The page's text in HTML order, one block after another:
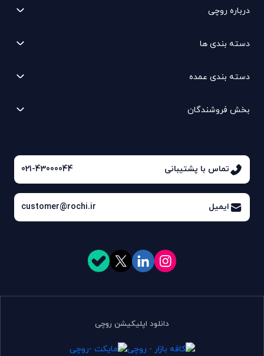
درباره روچی
دسته بندی ها
دسته بندی عمده
بخش فروشندگان
تماس با پشتیبانی 021-43000044
ایمیل customer@rochi.ir
دانلود اپلیکیشن روچی